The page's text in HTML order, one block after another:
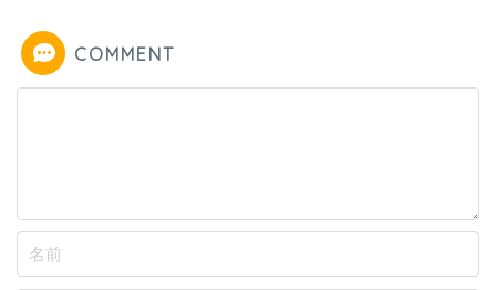
COMMENT